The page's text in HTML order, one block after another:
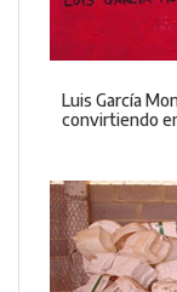
Luis García
convirtiendo